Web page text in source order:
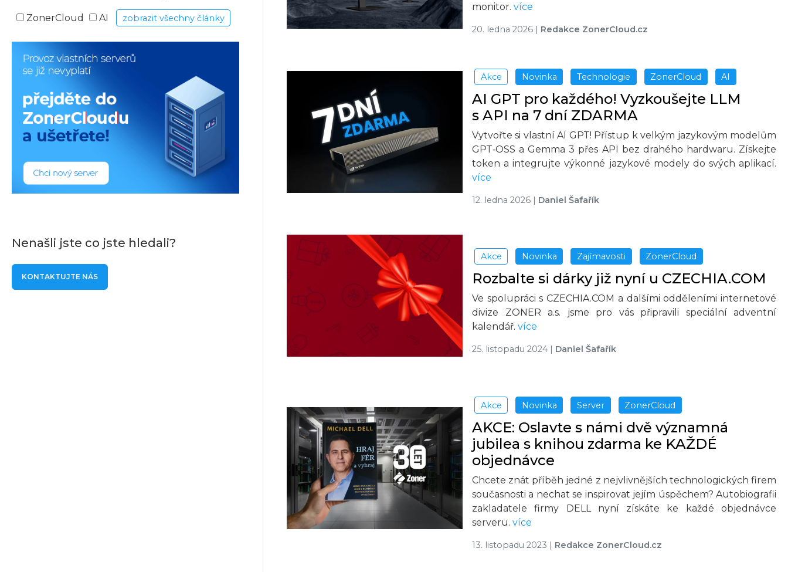
ZonerCloud AI zobrazit všechny články
Nenašli jste co jste hledali?
KONTAKTUJTE NÁS
monitor. více
20. ledna 2026 | Redakce ZonerCloud.cz
Akce Novinka Technologie ZonerCloud AI
AI GPT pro každého! Vyzkoušejte LLM
s API na 7 dní ZDARMA
Vytvořte si vlastní AI GPT! Přístup k velkým jazykovým modelům
GPT‑OSS a Gemma 3 přes API bez drahého hardwaru. Získejte
token a integrujte výkonné jazykové modely do svých aplikací.
více
12. ledna 2026 Daniel Šafařík
Akce Novinka Zajímavosti ZonerCloud
Rozbalte si dárky již nyní u CZECHIA.COM
Ve spolupráci s CZECHIA.COM a dalšími odděleními internetové
divize ZONER a.s. jsme pro vás připravili speciální adventní
kalendář. více
25. listopadu 2024 Daniel Šafařík
Akce Novinka Server ZonerCloud
AKCE: Oslavte s námi dvě významná
jubilea s knihou zdarma ke KAŽDÉ
objednávce
Chcete znát příběh jedné z nejvlivnějších technologických firem
současnosti a nechat se inspirovat jejím úspěchem? Autobiografii
zakladatele firmy DELL nyní získáte ke každé objednávce
serveru. více
13. listopadu 2023 | Redakce ZonerCloud.cz